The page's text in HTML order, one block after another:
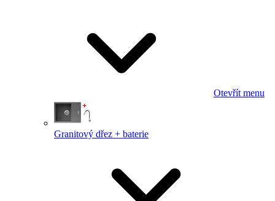
Otevřít menu
Granitový dřez + baterie